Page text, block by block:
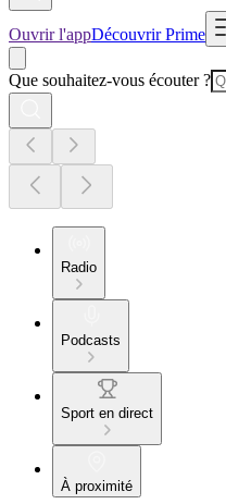
Ouvrir l'appDécouvrir Prime
Que souhaitez-vous écouter ?
Radio
Podcasts
Sport en direct
À proximité